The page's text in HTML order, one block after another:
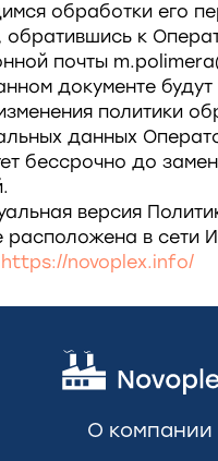
обработки его
обратившись к
почты
документе
политики
данных
бессрочно до
версия
расположена в сети
https://novoplex.info/
О компании